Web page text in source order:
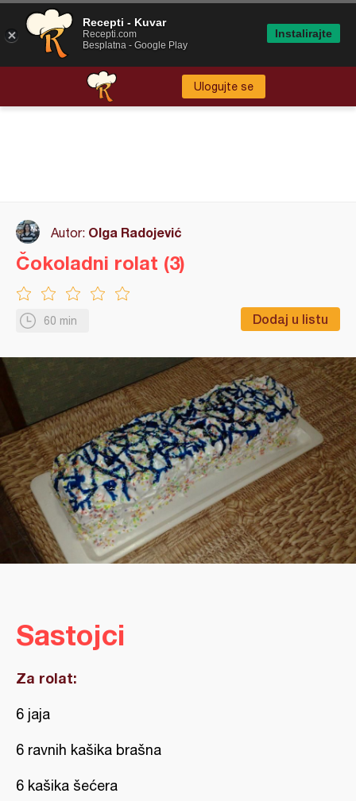
Ulogujte se
Autor: Olga Radojević
60 min Dodaj u listu
Čokoladni rolat (3)
Sastojci
Za rolat:
6 jaja
6 ravnih kašika brašna
6 kašika šećera
Recepti - Kuvar
Recepti.com
Besplatna - Google Play
Instalirajte